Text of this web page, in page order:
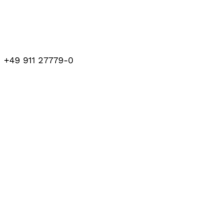
+49 911 27779-0